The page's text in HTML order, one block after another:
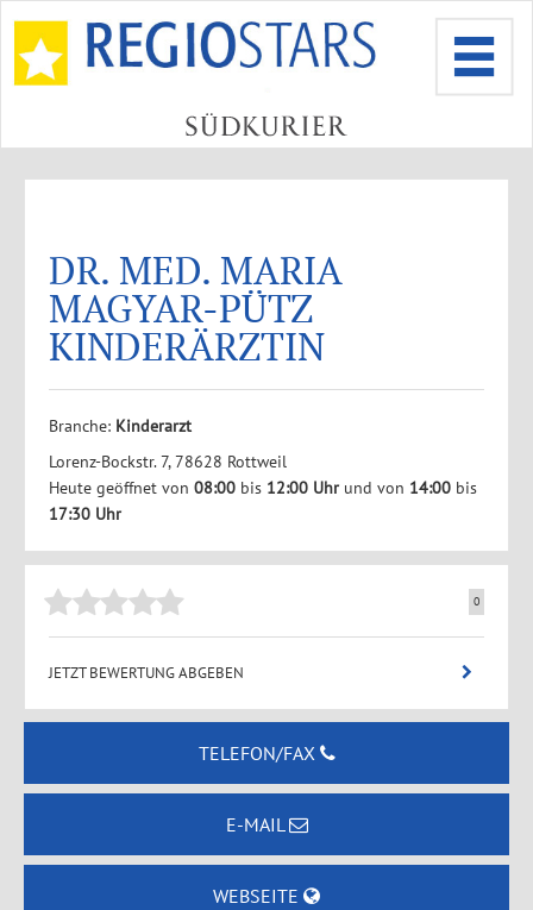
DR. MED. MARIA
MAGYAR-PÜTZ
KINDERÄRZTIN
Branche: Kinderarzt
Lorenz-Bockstr. 7, 78628 Rottweil
Heute geöffnet von 08:00bis 12:00 Uhrund von 14:00bis
17:30 Uhr
0
JETZT BEWERTUNG ABGEBEN
TELEFON/FAX
E-MAIL
WEBSEITE